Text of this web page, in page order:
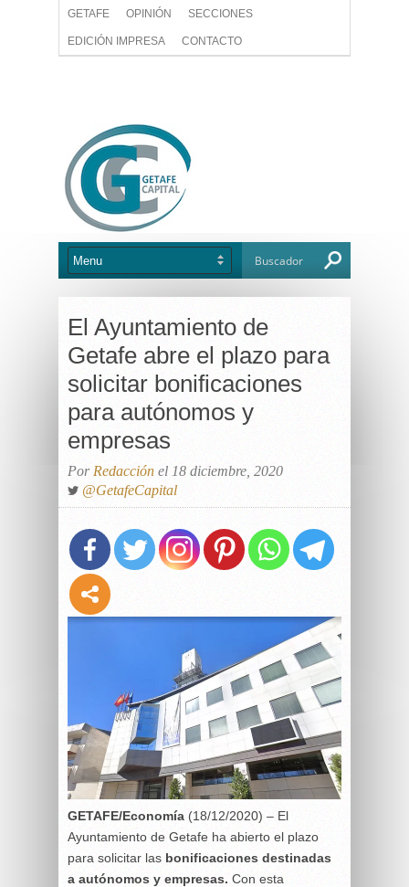
GETAFE OPINIÓN SECCIONES
EDICIÓN IMPRESA CONTACTO
El Ayuntamiento de
Getafe abre el plazo para
solicitar bonificaciones
para autónomos y
empresas
Por Redacción el 18 diciembre, 2020
@GetafeCapital
GETAFE/Economía (18/12/2020) – El
Ayuntamiento de Getafe ha abierto el plazo
para solicitar las bonificaciones destinadas
a autónomos y empresas. Con esta